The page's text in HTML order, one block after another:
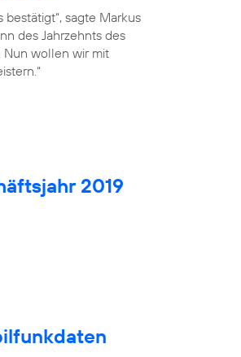
sagte Markus
des Jahrzehnts des
wollen wir mit
2019